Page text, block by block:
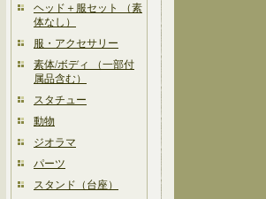
ヘッド＋服セット （素
体なし）
服・アクセサリー
素体/ボディ （一部付
属品含む）
スタチュー
動物
ジオラマ
パーツ
スタンド（台座）